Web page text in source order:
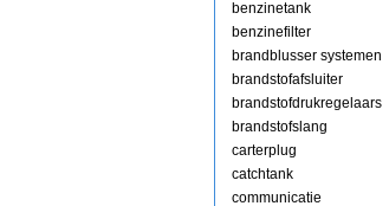
benzinetank
benzinefilter
brandblusser systemen
brandstofafsluiter
brandstofdrukregelaars
brandstofslang
carterplug
catchtank
communicatie